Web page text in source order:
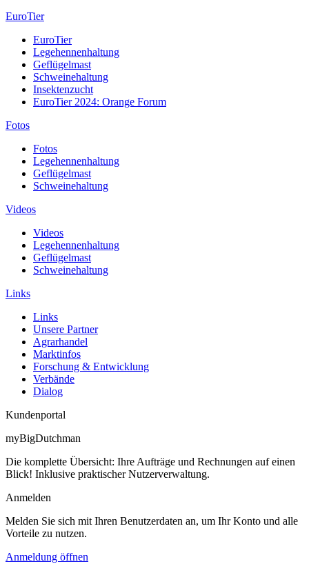
EuroTier
EuroTier
Legehennenhaltung
Geflügelmast
Schweinehaltung
Insektenzucht
EuroTier 2024: Orange Forum
Fotos
Fotos
Legehennenhaltung
Geflügelmast
Schweinehaltung
Videos
Videos
Legehennenhaltung
Geflügelmast
Schweinehaltung
Links
Links
Unsere Partner
Agrarhandel
Marktinfos
Forschung & Entwicklung
Verbände
Dialog
Kundenportal
myBigDutchman
Die komplette Übersicht: Ihre Aufträge und Rechnungen auf einen
Blick! Inklusive praktischer Nutzerverwaltung.
Anmelden
Melden Sie sich mit Ihren Benutzerdaten an, um Ihr Konto und alle
Vorteile zu nutzen.
Anmeldung öffnen